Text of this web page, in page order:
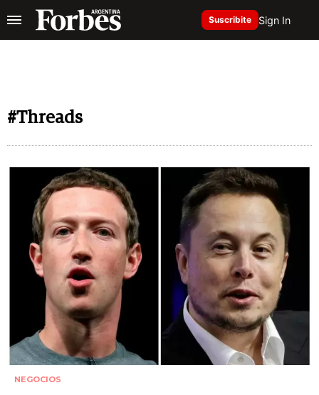
Suscribite Sign In
#Threads
NEGOCIOS